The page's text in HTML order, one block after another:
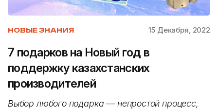
НОВЫЕ ЗНАНИЯ 15 Декабря, 2022
7 подарков на Новый год в
поддержку казахстанских
производителей
Выбор любого подарка — непростой процесс,